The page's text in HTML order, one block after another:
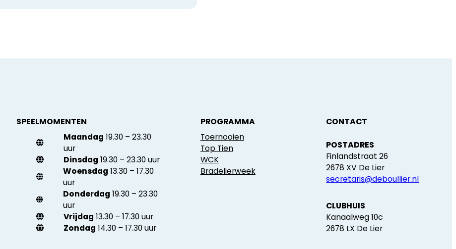
SPEELMOMENTEN
Maandag 19.30 – 23.30
uur
Dinsdag 19.30 – 23.30 uur
Woensdag 13.30 – 17.30
uur
Donderdag 19.30 – 23.30
uur
Vrijdag 13.30 – 17.30 uur
Zondag 14.30 – 17.30 uur
PROGRAMMA
Toernooien
Top Tien
WCK
Bradelierweek
CONTACT
POSTADRES
Finlandstraat 26
2678 XV De Lier
secretaris@deboullier.nl
CLUBHUIS
Kanaalweg 10c
2678 LX De Lier